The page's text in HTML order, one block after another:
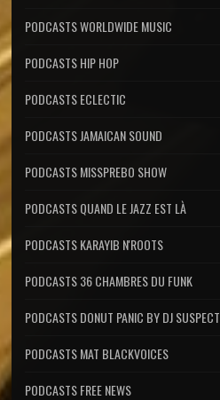
PODCASTS WORLDWIDE MUSIC
PODCASTS HIP HOP
PODCASTS ECLECTIC
PODCASTS JAMAICAN SOUND
PODCASTS MISSPREBO SHOW
PODCASTS QUAND LE JAZZ EST LÀ
PODCASTS KARAYIB N'ROOTS
PODCASTS 36 CHAMBRES DU FUNK
PODCASTS DONUT PANIC BY DJ SUSPECT
PODCASTS MAT BLACKVOICES
PODCASTS FREE NEWS